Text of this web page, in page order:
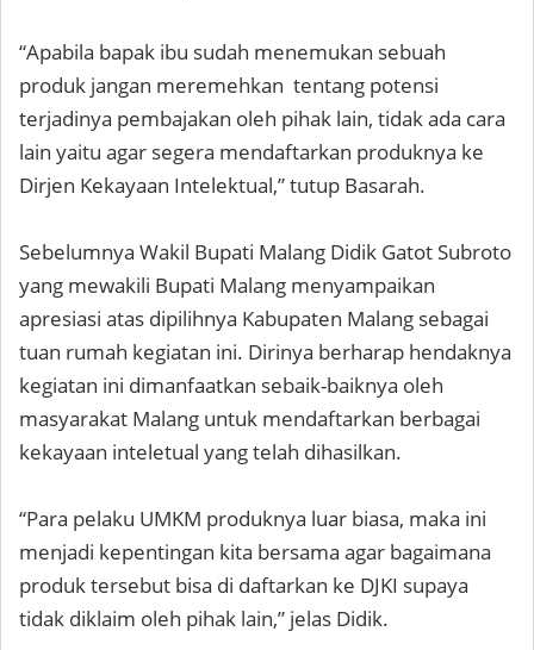
“Apabila bapak ibu sudah menemukan sebuah
produk jangan meremehkan tentang potensi
terjadinya pembajakan oleh pihak lain, tidak ada cara
lain yaitu agar segera mendaftarkan produknya ke
Dirjen Kekayaan Intelektual,” tutup Basarah.
Sebelumnya Wakil Bupati Malang Didik Gatot Subroto
yang mewakili Bupati Malang menyampaikan
apresiasi atas dipilihnya Kabupaten Malang sebagai
tuan rumah kegiatan ini. Dirinya berharap hendaknya
kegiatan ini dimanfaatkan sebaik-baiknya oleh
masyarakat Malang untuk mendaftarkan berbagai
kekayaan inteletual yang telah dihasilkan.
“Para pelaku UMKM produknya luar biasa, maka ini
menjadi kepentingan kita bersama agar bagaimana
produk tersebut bisa di daftarkan ke DJKI supaya
tidak diklaim oleh pihak lain,” jelas Didik.